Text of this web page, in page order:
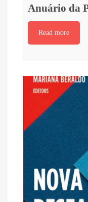
Anuário da
Read more